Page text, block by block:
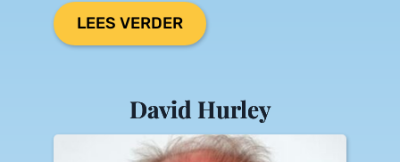
LEES VERDER
David Hurley